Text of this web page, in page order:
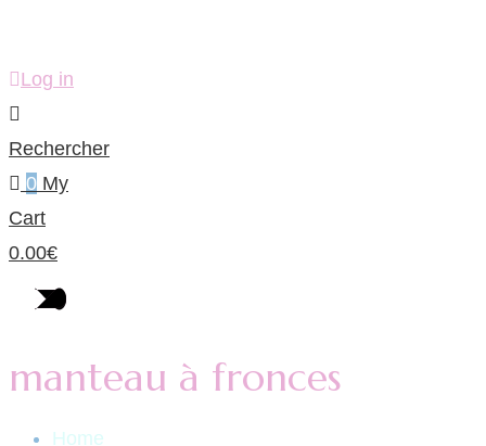
Log in
Rechercher
0 My
Cart
0.00€
manteau à fronces
Home